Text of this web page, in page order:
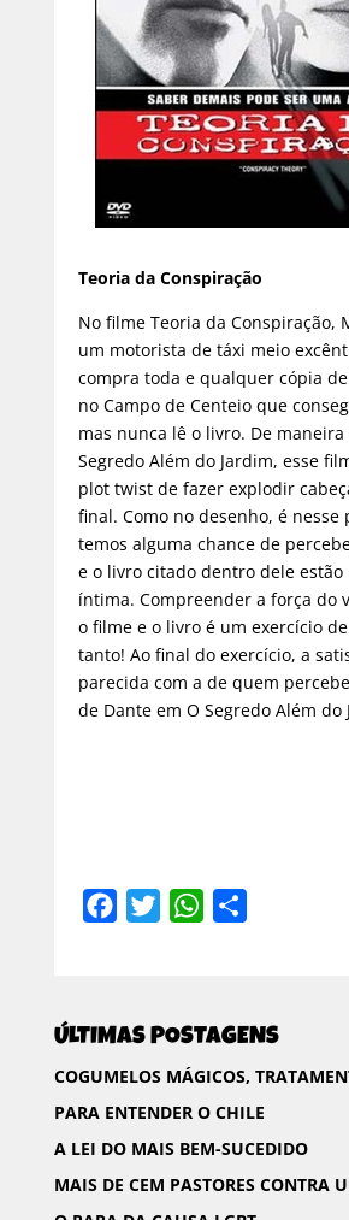
Teoria da Conspiração
No filme Teoria da Conspiração,
um motorista de táxi meio
compra toda e qualquer cópia
no Campo de Centeio que
mas nunca lê o livro. De
Segredo Além do Jardim, esse
plot twist de fazer explodir
final. Como no desenho, é
temos alguma chance de
e o livro citado dentro dele estão
íntima. Compreender a força do
o filme e o livro é um exercício
tanto! Ao final do exercício, a
parecida com a de quem
de Dante em O Segredo Além do
b
o
o
k
t
e
r
W
s
A
p
p
a
r
t
i
l
h
ÚLTIMAS POSTAGENS
COGUMELOS MÁGICOS,
PARA ENTENDER O CHILE
A LEI DO MAIS BEM-SUCEDIDO
MAIS DE CEM PASTORES CONTRA